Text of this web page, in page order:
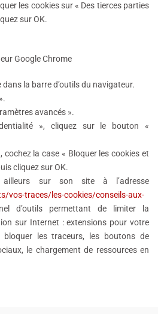
les cookies sur « Des tierces parties
sur OK.
Google Chrome
la barre d’outils du navigateur.
avancés ».
», cliquez sur le bouton «
cochez la case « Bloquer les cookies et
cliquez sur OK.
sur son site à l’adresse
vos-traces/les-cookies/conseils-aux-
d’outils permettant de limiter la
sur Internet : extensions pour votre
les traceurs, les boutons de
le chargement de ressources en